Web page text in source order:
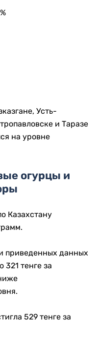
Усть-
и Таразе
на уровне
огурцы и
Казахстану
приведенных данных
тенге за
529 тенге за